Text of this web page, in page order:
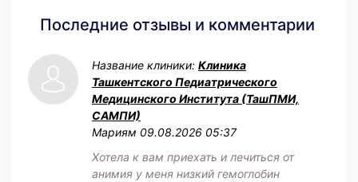
Последние отзывы и комментарии
Название клиники: Клиника
Ташкентского Педиатрического
Медицинского Института (ТашПМИ,
САМПИ)
Мариям 09.08.2026 05:37
Хотела к вам приехать и лечиться от
анимия у меня низкий гемоглобин